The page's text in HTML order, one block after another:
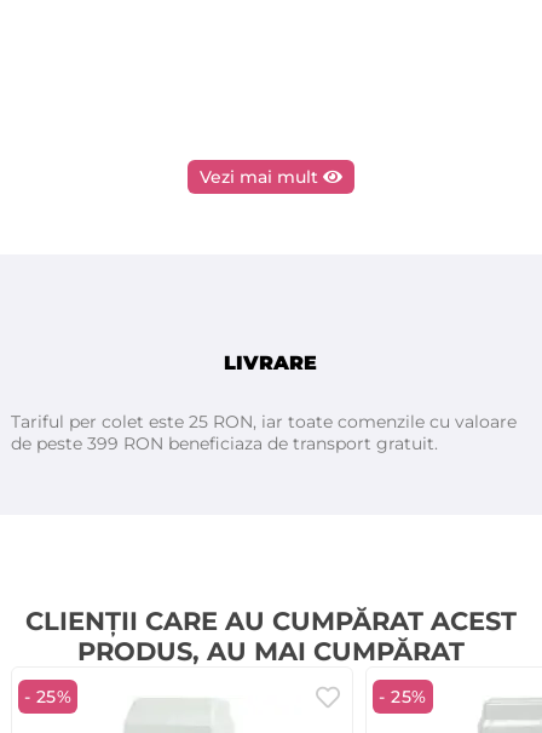
Vezi mai mult
LIVRARE
Tariful per colet este 25 RON, iar toate comenzile cu valoare
de peste 399 RON beneficiaza de transport gratuit.
CLIENȚII CARE AU CUMPĂRAT ACEST
PRODUS, AU MAI CUMPĂRAT
- 25% - 25%